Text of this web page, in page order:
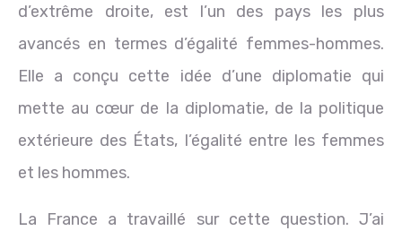
d’extrême droite, est l’un des pays les plus
avancés en termes d’égalité femmes-hommes.
Elle a conçu cette idée d’une diplomatie qui
mette au cœur de la diplomatie, de la politique
extérieure des États, l’égalité entre les femmes
et les hommes.
La France a travaillé sur cette question. J’ai